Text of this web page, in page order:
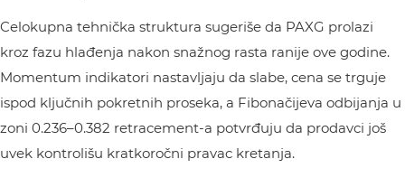
Celokupna tehnička struktura sugeriše da PAXG prolazi
kroz fazu hlađenja nakon snažnog rasta ranije ove godine.
Momentum indikatori nastavljaju da slabe, cena se trguje
ispod ključnih pokretnih proseka, a Fibonačijeva odbijanja u
zoni 0.236–0.382 retracement-a potvrđuju da prodavci još
uvek kontrolišu kratkoročni pravac kretanja.